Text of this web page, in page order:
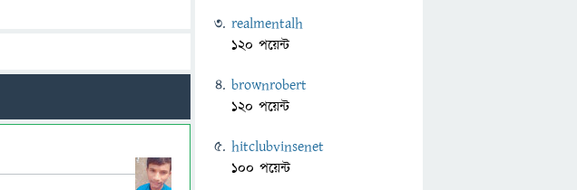
realmentalh
120 পয়েন্ট
brownrobert
120 পয়েন্ট
hitclubvinsenet
100 পয়েন্ট